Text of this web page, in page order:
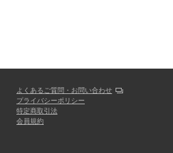
よくあるご質問・お問い合わせ
プライバシーポリシー
特定商取引法
会員規約